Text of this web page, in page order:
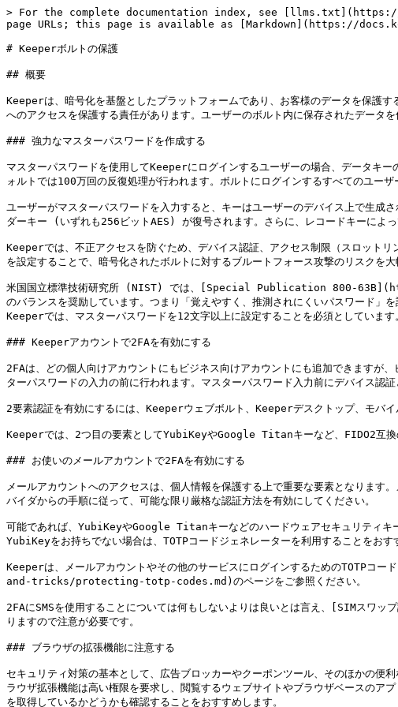
> For the complete documentation index, see
page URLs; this page is available as [Markdown](https://
# Keeperボルトの保護
## 概要
Keeperは、暗号化を基盤としたプラットフォームであり、お客様のデータを保護
へのアクセスを保護する責任があります。ユーザーのボルト内に保存されたデータ
### 強力なマスターパスワードを作成する
マスターパスワードを使用してKeeperにログインするユーザーの場合、データキ
ォルトでは100万回の反復処理が行われます。ボルトにログインするすべてのユー
ユーザーがマスターパスワードを入力すると、キーはユーザーのデバイス上で生成
ダーキー (いずれも256ビットAES) が復号されます。さらに、レコードキーによっ
Keeperでは、不正アクセスを防ぐため、デバイス認証、アクセス制限（スロッ
を設定することで、暗号化されたボルトに対するブルートフォース攻撃のリスクを大
米国国立標準技術研究所 (NIST) では、[Special Publication 800-
のバランスを奨励しています。つまり「覚えやすく、推測されにくいパスワード」
Keeperでは、マスターパスワードを12文字以上に設定することを必須としています
### Keeperアカウントで2FAを有効にする
2FAは、どの個人向けアカウントにもビジネス向けアカウントにも追加できますが
ターパスワードの入力の前に行われます。マスターパスワード入力前にデバイス認
2要素認証を有効にするには、Keeperウェブボルト、Keeperデスクトップ、モバイ
Keeperでは、2つ目の要素としてYubiKeyやGoogle Titanキーなど、FIDO2互換
### お使いのメールアカウントで2FAを有効にする
メールアカウントへのアクセスは、個人情報を保護する上で重要な要素となりま
バイダからの手順に従って、可能な限り厳格な認証方法を有効にしてください。
可能であれば、YubiKeyやGoogle Titanキーなどのハードウェアセキュリティキー
YubiKeyをお持ちでない場合は、TOTPコードジェネレーターを利用することをおす
Keeperは、メールアカウントやその他のサービスにログインするためのTOTP
and-tricks/protecting-totp-codes.md)のページをご参照ください。
2FAにSMSを使用することについては何もしないよりは良いとは言え、[SIMス
りますので注意が必要です。
### ブラウザの拡張機能に注意する
セキュリティ対策の基本として、広告ブロッカーやクーポンツール、そのほかの便
ラウザ拡張機能は高い権限を要求し、閲覧するウェブサイトやブラウザベースのア
を取得しているかどうかも確認することをおすすめします。